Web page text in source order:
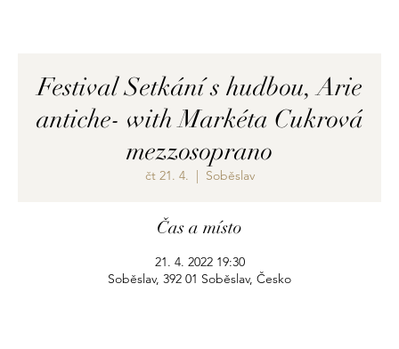
Festival Setkání s hudbou, Arie
antiche- with Markéta Cukrová
mezzosoprano
čt 21. 4.
  |
Soběslav
Čas a místo
21. 4. 2022 19:30
Soběslav, 392 01 Soběslav, Česko